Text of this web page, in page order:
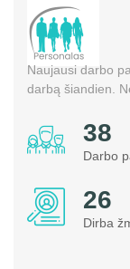
Naujausi darbo
darbą šiandien.
41
Darbo
28
Dirba